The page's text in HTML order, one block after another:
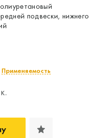
подвески, нижнего
Применяемость